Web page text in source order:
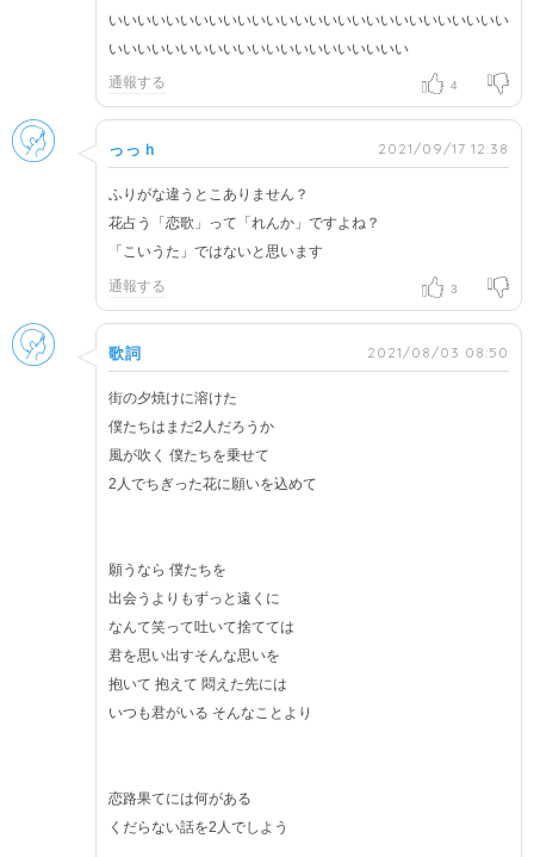
いいいいいいいいいいいいいいいいいいいいいいいいいいいい
いいいいいいいいいいいいいいいいいいいいい
通報する 4
男性
っっｈ 2021/09/17 12:38
ふりがな違うとこありません？
花占う「恋歌」って「れんか」ですよね？
「こいうた」ではないと思います
通報する 3
男性
歌詞 2021/08/03 08:50
街の夕焼けに溶けた
僕たちはまだ2人だろうか
風が吹く 僕たちを乗せて
2人でちぎった花に願いを込めて
願うなら 僕たちを
出会うよりもずっと遠くに
なんて笑って吐いて捨てては
君を思い出すそんな思いを
抱いて 抱えて 悶えた先には
いつも君がいる そんなことより
恋路果てには何がある
くだらない話を2人でしよう